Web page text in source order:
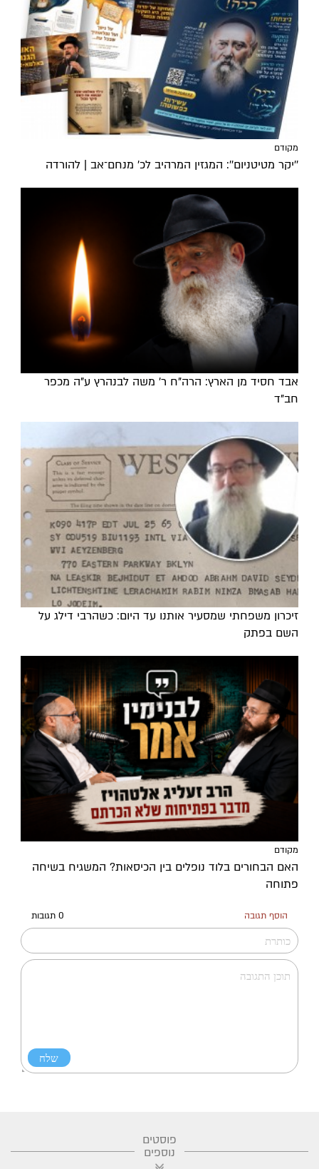
מקודם
''יקר מטיטניום'': המגזין המרהיב לכ’ מנחם־אב | להורדה
אבד חסיד מן הארץ: הרה"ח ר' משה לבנהרץ ע"ה מכפר
חב"ד
זיכרון משפחתי שמסעיר אותנו עד היום: כשהרבי דילג על
השם בפתק
מקודם
האם הבחורים בלוד נופלים בין הכיסאות? המשגיח בשיחה
פתוחה
הוסף תגובה 0 תגובות
פוסטים
נוספים